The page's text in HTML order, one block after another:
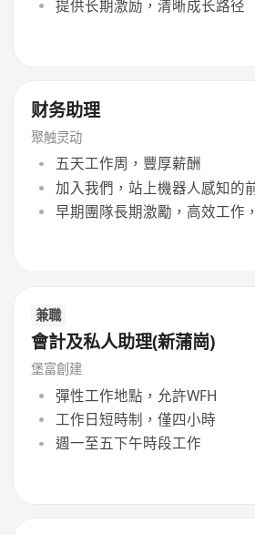
提供长期激励，清晰成长路径
财务助理
聚触灵动
五天工作周，豐厚薪酬
加入我們，站上機器人感知的
早期團隊長期激勵，高效工作
兼職
會計及私人助理(新蒲崗)
堡富創建
彈性工作地點，允許WFH
工作日短時制，僅四小時
週一至五下午時段工作